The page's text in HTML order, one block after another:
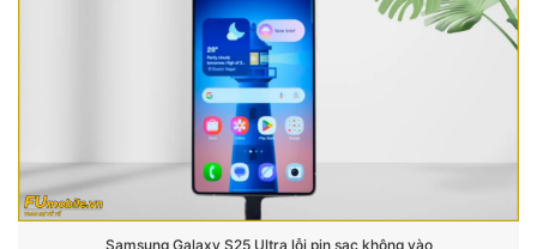
Samsung Galaxy S25 Ultra lỗi pin sạc không vào